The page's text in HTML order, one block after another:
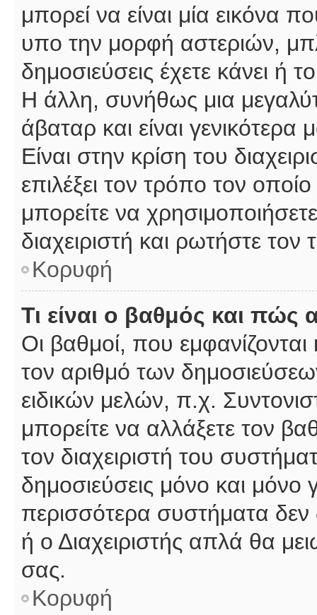
μπορεί να είναι μία εικόνα
υπο την μορφή αστεριών,
δημοσιεύσεις έχετε κάνει
Η άλλη, συνήθως μια
άβαταρ και είναι
Είναι στην κρίση του
επιλέξει τον τρόπο τον
μπορείτε να
διαχειριστή και ρωτήστε τον
Κορυφή
Τι είναι ο βαθμός και
Οι βαθμοί, που
τον αριθμό των
ειδικών μελών, π.χ.
μπορείτε να αλλάξετε τον
τον διαχειριστή του
δημοσιεύσεις μόνο και
περισσότερα συστήματα δεν
ή ο Διαχειριστής απλά θα
σας.
Κορυφή